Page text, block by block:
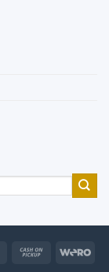
MasterCard
Cash